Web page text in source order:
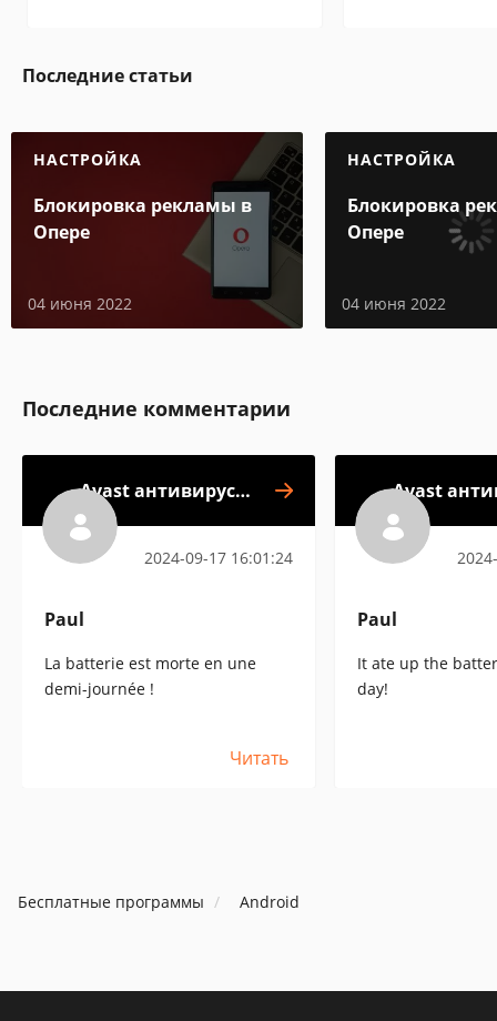
Последние статьи
НАСТРОЙКА
Блокировка рекламы в
Опере
04 июня 2022
НАСТРОЙКА
Блокировка
Опере
04 июня 2022
Последние комментарии
Avast антивирус &
2024-09-17 16:01:24
Paul
La batterie est morte en une
demi-journée !
Читать
Avast
Paul
It ate up the
day!
Бесплатные программы Android